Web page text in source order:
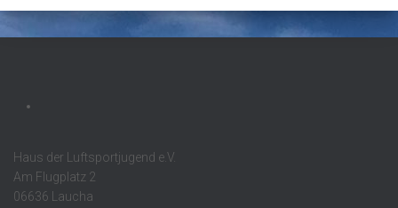
Haus der Luftsportjugend e.V.
Am Flugplatz 2
06636 Laucha